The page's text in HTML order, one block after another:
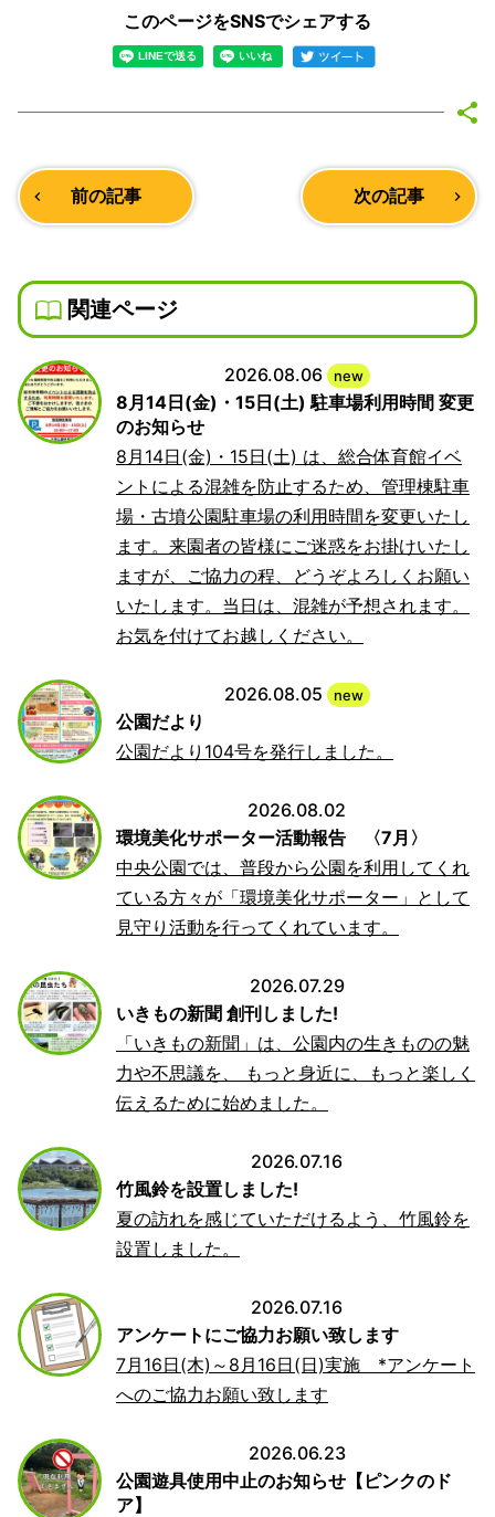
このページをSNSでシェアする
navigate_before 前の記事 次の記事 navigate_next
関連ページ
2026.08.06 new
8月14日(金)・15日(土) 駐車場利用時間 変更
のお知らせ
8月14日(金)・15日(土) は、総合体育館イベ
ントによる混雑を防止するため、管理棟駐車
場・古墳公園駐車場の利用時間を変更いたし
ます。来園者の皆様にご迷惑をお掛けいたし
ますが、ご協力の程、どうぞよろしくお願い
いたします。当日は、混雑が予想されます。
お気を付けてお越しください。
2026.08.05 new
公園だより
公園だより104号を発行しました。
2026.08.02
環境美化サポーター活動報告 〈7月〉
中央公園では、普段から公園を利用してくれ
ている方々が「環境美化サポーター」として
見守り活動を行ってくれています。
2026.07.29
いきもの新聞 創刊しました!
「いきもの新聞」は、公園内の生きものの魅
力や不思議を、 もっと身近に、もっと楽しく
伝えるために始めました。
2026.07.16
竹風鈴を設置しました!
夏の訪れを感じていただけるよう、竹風鈴を
設置しました。
2026.07.16
アンケートにご協力お願い致します
7月16日(木)～8月16日(日)実施 *アンケート
へのご協力お願い致します
2026.06.23
公園遊具使用中止のお知らせ【ピンクのド
ア】